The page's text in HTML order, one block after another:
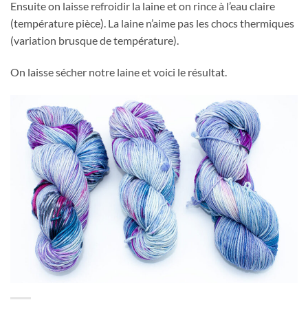
Ensuite on laisse refroidir la laine et on rince à l’eau claire
(température pièce). La laine n’aime pas les chocs thermiques
(variation brusque de température).
On laisse sécher notre laine et voici le résultat.